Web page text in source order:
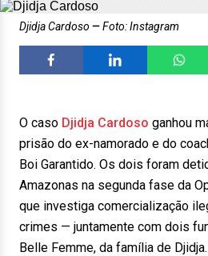
Djidja Cardoso Foto: Instagram
O caso Djidja Cardoso ganhou
prisão do ex-namorado e do
Boi Garantido. Os dois foram
Amazonas na segunda fase da
que investiga comercialização
crimes — juntamente com dois
Belle Femme, da família de Djidja.